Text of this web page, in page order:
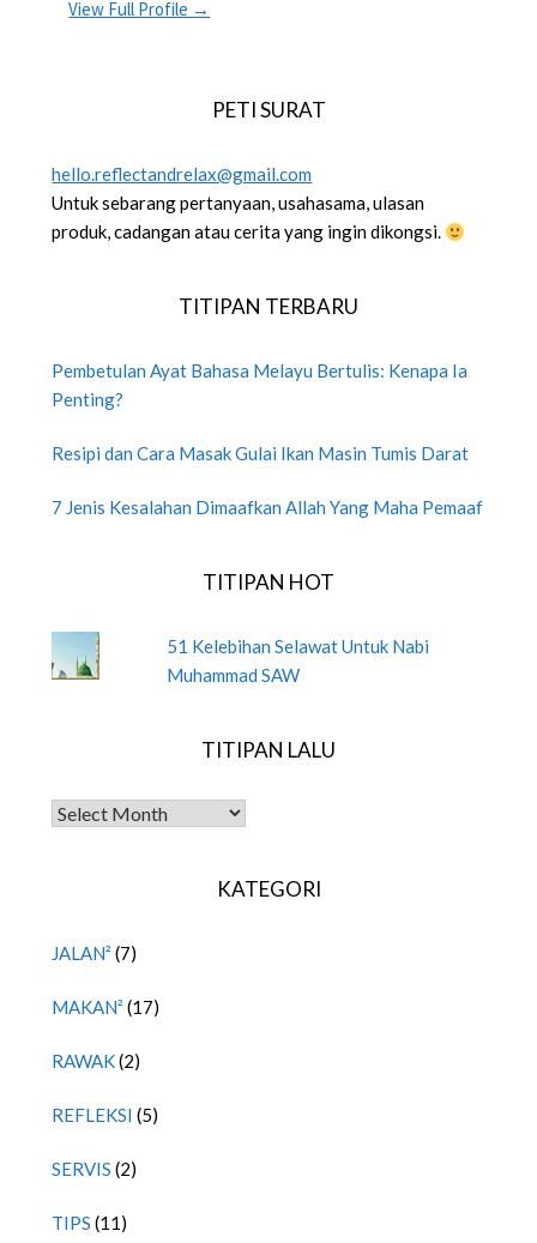
View Full Profile →
PETI SURAT
hello.reflectandrelax@gmail.com
Untuk sebarang pertanyaan, usahasama, ulasan
produk, cadangan atau cerita yang ingin dikongsi.
TITIPAN TERBARU
Pembetulan Ayat Bahasa Melayu Bertulis: Kenapa Ia
Penting?
Resipi dan Cara Masak Gulai Ikan Masin Tumis Darat
7 Jenis Kesalahan Dimaafkan Allah Yang Maha Pemaaf
TITIPAN HOT
51 Kelebihan Selawat Untuk Nabi
Muhammad SAW
TITIPAN LALU
TITIPAN LALU
KATEGORI
JALAN² (7)
MAKAN² (17)
RAWAK(2)
REFLEKSI (5)
SERVIS (2)
TIPS (11)